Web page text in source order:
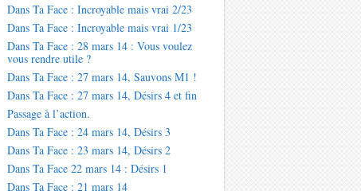
Dans Ta Face : Incroyable mais vrai 2/23
Dans Ta Face : Incroyable mais vrai 1/23
Dans Ta Face : 28 mars 14 : Vous voulez
vous rendre utile ?
Dans Ta Face : 27 mars 14, Sauvons M1 !
Dans Ta Face : 27 mars 14, Désirs 4 et fin
Passage à l’action.
Dans Ta Face : 24 mars 14, Désirs 3
Dans Ta Face : 23 mars 14, Désirs 2
Dans Ta Face 22 mars 14 : Désirs 1
Dans Ta Face : 21 mars 14